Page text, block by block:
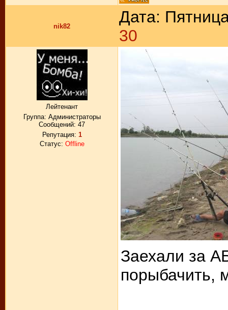
nik82
Дата:
30
Лейтенант
Группа: Администраторы
Сообщений: 47
Репутация: 1
Статус: Offline
Заехали за
порыбачить,